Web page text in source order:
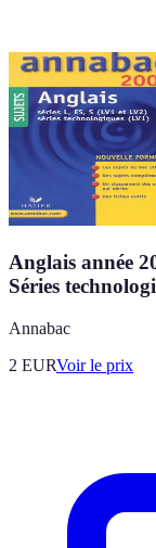
Anglais année
Séries
Annabac
2 EURVoir le prix